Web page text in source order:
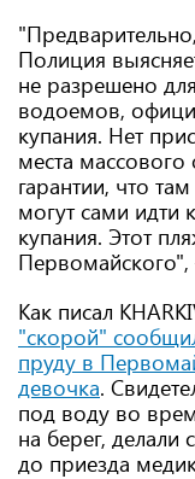
Полиция
не разрешено
водоемов,
купания. Нет
места
гарантии, что
могут сами идти
купания. Этот
Как писал
"скорой"
пруду в
девочка.
под воду во
на берег,
до приезда